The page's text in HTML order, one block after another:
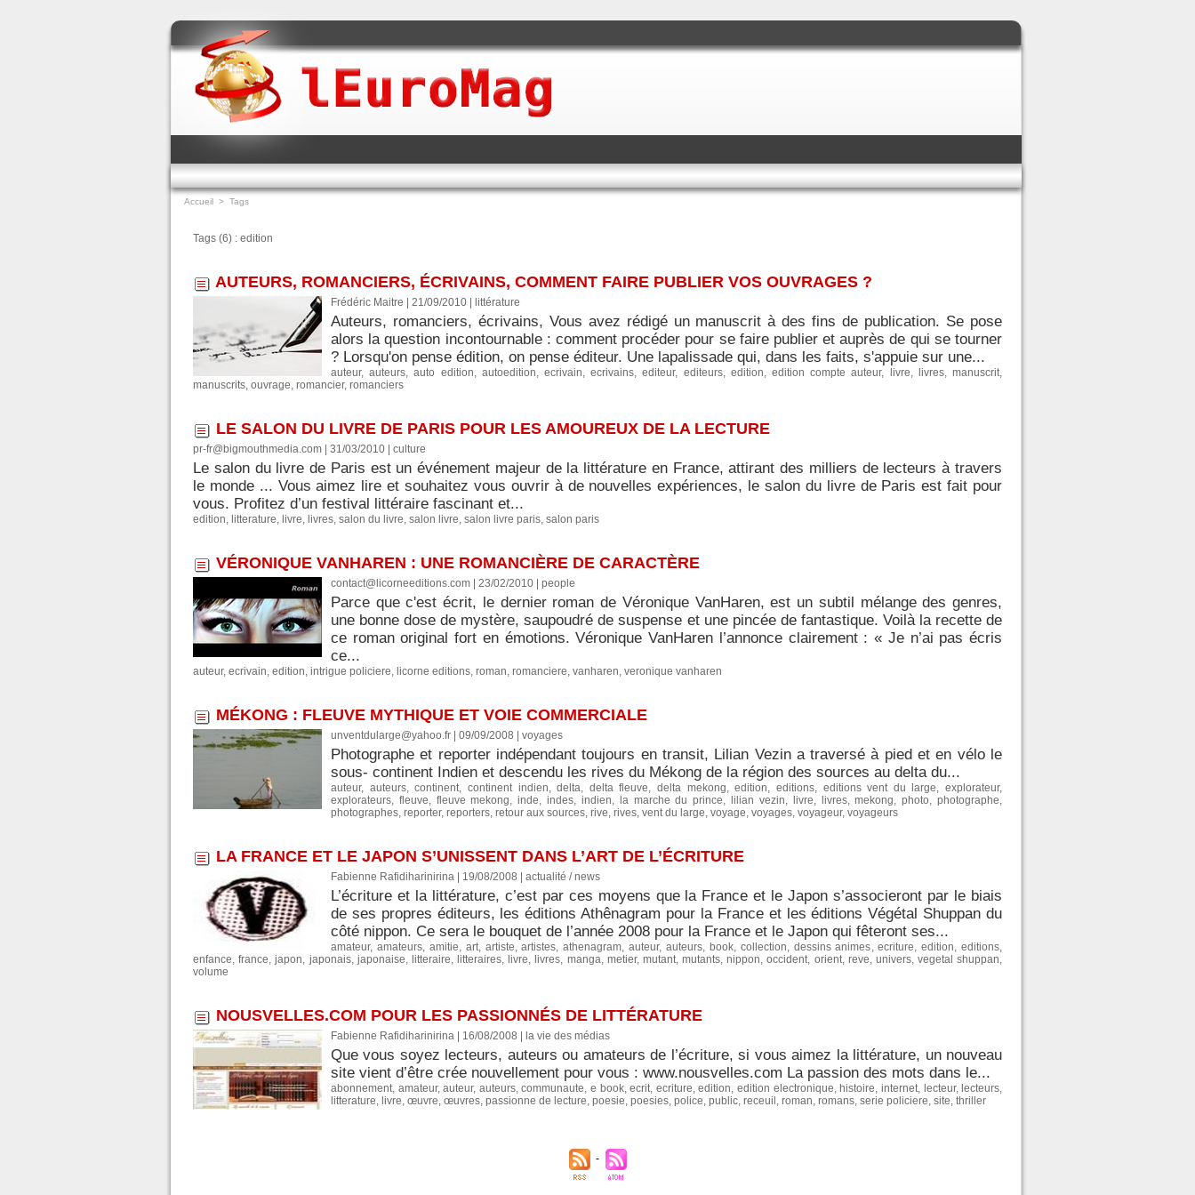
Accueil > Tags
Tags (6) : edition
AUTEURS, ROMANCIERS, ÉCRIVAINS, COMMENT FAIRE PUBLIER VOS OUVRAGES ?
Frédéric Maitre | 21/09/2010 littérature
Auteurs, romanciers, écrivains, Vous avez rédigé un manuscrit à des fins de publication. Se pose
alors la question incontournable : comment procéder pour se faire publier et auprès de qui se tourner
? Lorsqu'on pense édition, on pense éditeur. Une lapalissade qui, dans les faits, s'appuie sur une...
auteur,auteurs,auto edition, autoedition,ecrivain,ecrivains,editeur, editeurs, edition,edition compte auteur, livre, livres,manuscrit,
manuscrits, ouvrage, romancier, romanciers
LE SALON DU LIVRE DE PARIS POUR LES AMOUREUX DE LA LECTURE
pr-fr@bigmouthmedia.com | 31/03/2010 culture
Le salon du livre de Paris est un événement majeur de la littérature en France, attirant des milliers de lecteurs à travers
le monde ... Vous aimez lire et souhaitez vous ouvrir à de nouvelles expériences, le salon du livre de Paris est fait pour
vous. Profitez d’un festival littéraire fascinant et...
edition, litterature, livre, livres, salon du livre, salon livre, salon livre paris, salon paris
VÉRONIQUE VANHAREN : UNE ROMANCIÈRE DE CARACTÈRE
contact@licorneeditions.com | 23/02/2010 people
Parce que c'est écrit, le dernier roman de Véronique VanHaren, est un subtil mélange des genres,
une bonne dose de mystère, saupoudré de suspense et une pincée de fantastique. Voilà la recette de
ce roman original fort en émotions. Véronique VanHaren l’annonce clairement : « Je n’ai pas écris
ce...
auteur, ecrivain, edition, intrigue policiere, licorne editions, roman, romanciere, vanharen, veronique vanharen
MÉKONG : FLEUVE MYTHIQUE ET VOIE COMMERCIALE
unventdularge@yahoo.fr | 09/09/2008 voyages
Photographe et reporter indépendant toujours en transit, Lilian Vezin a traversé à pied et en vélo le
sous- continent Indien et descendu les rives du Mékong de la région des sources au delta du...
auteur, auteurs,continent, continent indien,delta, delta fleuve, delta mekong,edition, editions, editions vent du large, explorateur,
explorateurs, fleuve, fleuve mekong,inde,indes, indien, la marche du prince, lilian vezin, livre, livres,mekong,photo,photographe,
photographes, reporter, reporters, retour aux sources, rive, rives, vent du large, voyage, voyages, voyageur, voyageurs
LA FRANCE ET LE JAPON S’UNISSENT DANS L’ART DE L’ÉCRITURE
Fabienne Rafidiharinirina | 19/08/2008 actualité / news
L’écriture et la littérature, c’est par ces moyens que la France et le Japon s’associeront par le biais
de ses propres éditeurs, les éditions Athênagram pour la France et les éditions Végétal Shuppan du
côté nippon. Ce sera le bouquet de l’année 2008 pour la France et le Japon qui fêteront ses...
amateur, amateurs, amitie, art, artiste,artistes,athenagram,auteur, auteurs, book, collection, dessins animes,ecriture,edition,editions,
enfance,france,japon, japonais, japonaise, litteraire, litteraires, livre, livres, manga, metier, mutant,mutants,nippon,occident, orient, reve, univers,vegetal shuppan,
volume
NOUSVELLES.COM POUR LES PASSIONNÉS DE LITTÉRATURE
Fabienne Rafidiharinirina | 16/08/2008 la vie des médias
Que vous soyez lecteurs, auteurs ou amateurs de l’écriture, si vous aimez la littérature, un nouveau
site vient d’être crée nouvellement pour vous : www.nousvelles.com La passion des mots dans le...
abonnement, amateur,auteur, auteurs,communaute,e book,ecrit, ecriture,edition,edition electronique, histoire, internet, lecteur, lecteurs,
litterature, livre, œuvre, œuvres, passionne de lecture, poesie, poesies, police, public, receuil , roman, romans, serie policiere, site, thriller